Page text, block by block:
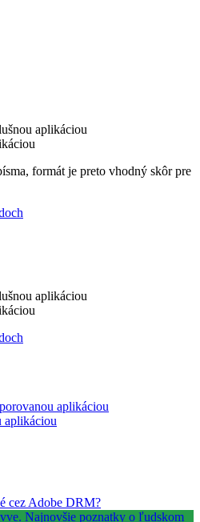
aplikáciou
formát je preto vhodný skôr pre
aplikáciou
aplikáciou
aplikáciou
cez Adobe DRM?